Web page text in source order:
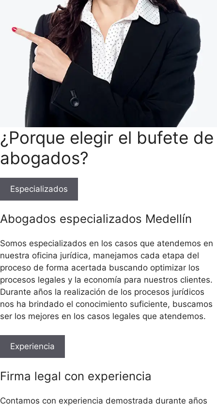
¿Porque elegir el bufete de
abogados?
Especializados
Abogados especializados Medellín
Somos especializados en los casos que atendemos en
nuestra oficina jurídica, manejamos cada etapa del
proceso de forma acertada buscando optimizar los
procesos legales y la economía para nuestros clientes.
Durante años la realización de los procesos jurídicos
nos ha brindado el conocimiento suficiente, buscamos
ser los mejores en los casos legales que atendemos.
Experiencia
Firma legal con experiencia
Contamos con experiencia demostrada durante años